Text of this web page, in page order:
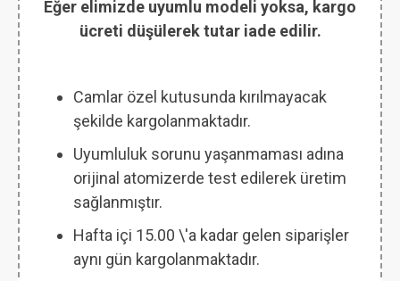
Eğer elimizde uyumlu modeli yoksa, kargo
ücreti düşülerek tutar iade edilir.
Camlar özel kutusunda kırılmayacak
şekilde kargolanmaktadır.
Uyumluluk sorunu yaşanmaması adına
orijinal atomizerde test edilerek üretim
sağlanmıştır.
Hafta içi 15.00 \'a kadar gelen siparişler
aynı gün kargolanmaktadır.